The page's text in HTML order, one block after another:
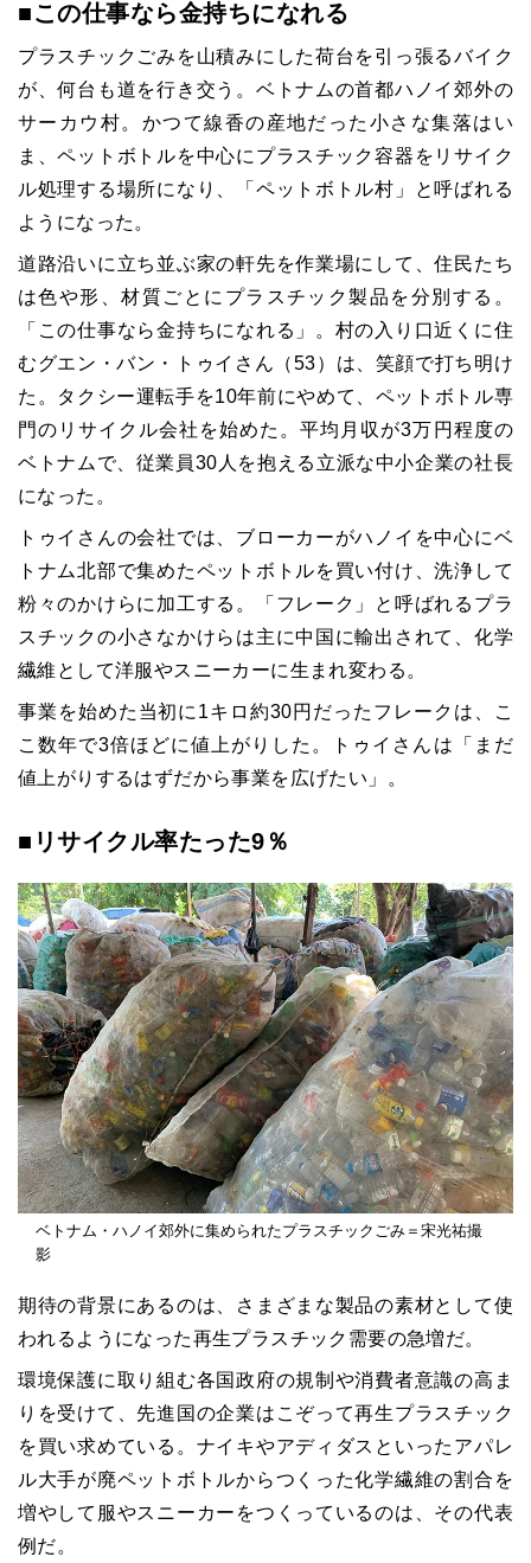
■この仕事なら金持ちになれる
プラスチックごみを山積みにした荷台を引っ張るバイク
が、何台も道を行き交う。ベトナムの首都ハノイ郊外の
サーカウ村。かつて線香の産地だった小さな集落はい
ま、ペットボトルを中心にプラスチック容器をリサイク
ル処理する場所になり、「ペットボトル村」と呼ばれる
ようになった。
道路沿いに立ち並ぶ家の軒先を作業場にして、住民たち
は色や形、材質ごとにプラスチック製品を分別する。
「この仕事なら金持ちになれる」。村の入り口近くに住
むグエン・バン・トゥイさん（53）は、笑顔で打ち明け
た。タクシー運転手を10年前にやめて、ペットボトル専
門のリサイクル会社を始めた。平均月収が3万円程度の
ベトナムで、従業員30人を抱える立派な中小企業の社長
になった。
トゥイさんの会社では、ブローカーがハノイを中心にベ
トナム北部で集めたペットボトルを買い付け、洗浄して
粉々のかけらに加工する。「フレーク」と呼ばれるプラ
スチックの小さなかけらは主に中国に輸出されて、化学
繊維として洋服やスニーカーに生まれ変わる。
事業を始めた当初に1キロ約30円だったフレークは、こ
こ数年で3倍ほどに値上がりした。トゥイさんは「まだ
値上がりするはずだから事業を広げたい」。
■リサイクル率たった9％
ベトナム・ハノイ郊外に集められたプラスチックごみ＝宋光祐撮
影
期待の背景にあるのは、さまざまな製品の素材として使
われるようになった再生プラスチック需要の急増だ。
環境保護に取り組む各国政府の規制や消費者意識の高ま
りを受けて、先進国の企業はこぞって再生プラスチック
を買い求めている。ナイキやアディダスといったアパレ
ル大手が廃ペットボトルからつくった化学繊維の割合を
増やして服やスニーカーをつくっているのは、その代表
例だ。